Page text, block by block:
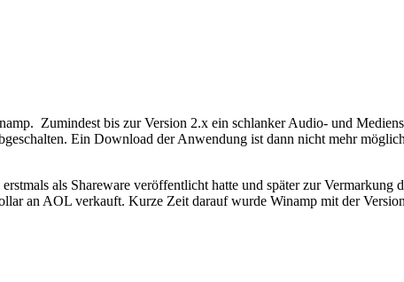
Zumindest bis zur Version 2.x ein schlanker Audio- und
Ein Download der Anwendung ist dann nicht mehr
als Shareware veröffentlicht hatte und später zur
an AOL verkauft. Kurze Zeit darauf wurde Winamp mit der